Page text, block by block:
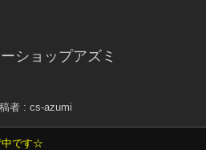
ョップアズミ
者 : cs-azumi
中です☆